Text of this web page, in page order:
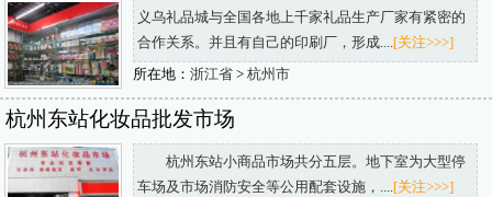
义乌礼品城与全国各地上千家礼品生产厂家有紧密的
合作关系。并且有自己的印刷厂，形成....[关注>>>]
所在地： 浙江省> 杭州市
杭州东站化妆品批发市场
杭州东站小商品市场共分五层。地下室为大型停
车场及市场消防安全等公用配套设施，....[关注>>>]